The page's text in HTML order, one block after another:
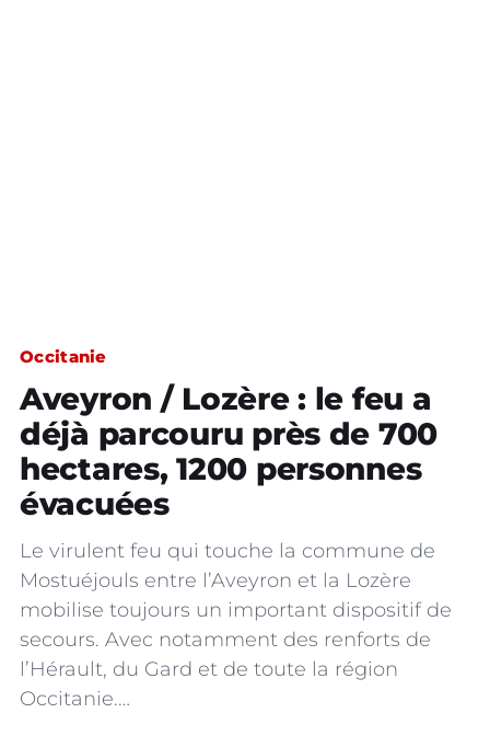
Occitanie
Aveyron / Lozère : le feu a
déjà parcouru près de 700
hectares, 1200 personnes
évacuées
Le virulent feu qui touche la commune de
Mostuéjouls entre l’Aveyron et la Lozère
mobilise toujours un important dispositif de
secours. Avec notamment des renforts de
l’Hérault, du Gard et de toute la région
Occitanie.…